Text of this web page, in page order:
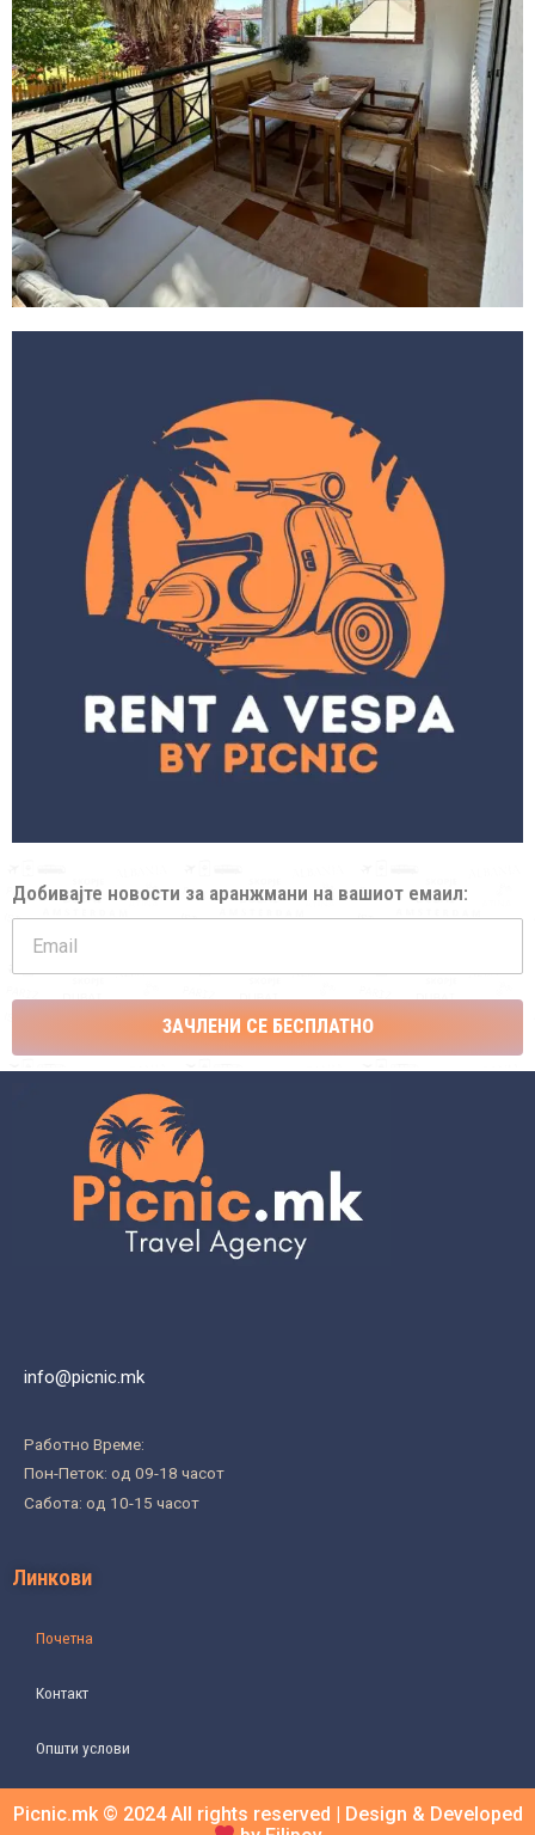
Добивајте новости за аранжмани на вашиот емаил:
ЗАЧЛЕНИ СЕ БЕСПЛАТНО
info@picnic.mk
Работно Време:
Пон-Петок: од 09-18 часот
Сабота: од 10-15 часот
Линкови
Почетна
Контакт
Општи услови
Picnic.mk © 2024 All rights reserved | Design & Developed